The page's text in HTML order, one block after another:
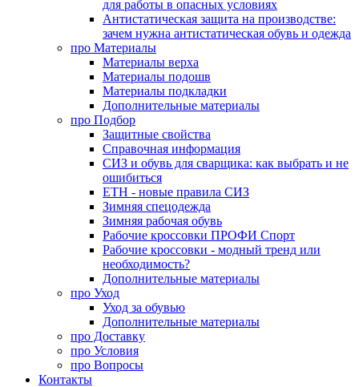
для работы в опасных условиях
Антистатическая защита на производстве:
зачем нужна антистатическая обувь и одежда
про Материалы
Материалы верха
Материалы подошв
Материалы подкладки
Дополнительные материалы
про Подбор
Защитные свойства
Справочная информация
СИЗ и обувь для сварщика: как выбрать и не
ошибиться
ЕТН - новые правила СИЗ
Зимняя спецодежда
Зимняя рабочая обувь
Рабочие кроссовки ПРОФИ Спорт
Рабочие кроссовки - модный тренд или
необходимость?
Дополнительные материалы
про Уход
Уход за обувью
Дополнительные материалы
про Доставку
про Условия
про Вопросы
Контакты